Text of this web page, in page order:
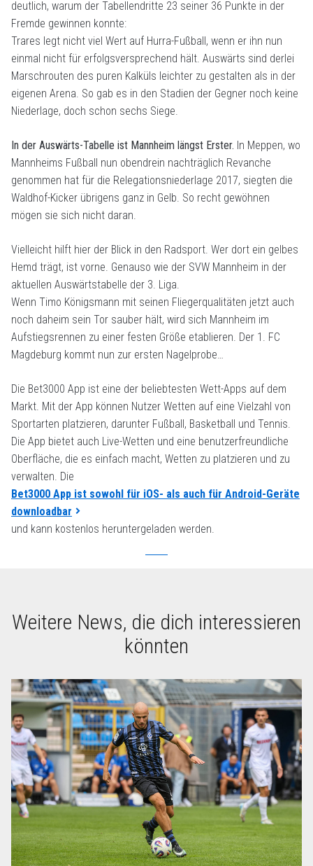
deutlich, warum der Tabellendritte 23 seiner 36 Punkte in der
Fremde gewinnen konnte:
Trares legt nicht viel Wert auf Hurra-Fußball, wenn er ihn nun
einmal nicht für erfolgsversprechend hält. Auswärts sind derlei
Marschrouten des puren Kalküls leichter zu gestalten als in der
eigenen Arena. So gab es in den Stadien der Gegner noch keine
Niederlage, doch schon sechs Siege.
In der Auswärts-Tabelle ist Mannheim längst Erster. In Meppen, wo
Mannheims Fußball nun obendrein nachträglich Revanche
genommen hat für die Relegationsniederlage 2017, siegten die
Waldhof-Kicker übrigens ganz in Gelb. So recht gewöhnen
mögen sie sich nicht daran.
Vielleicht hilft hier der Blick in den Radsport. Wer dort ein gelbes
Hemd trägt, ist vorne. Genauso wie der SVW Mannheim in der
aktuellen Auswärtstabelle der 3. Liga.
Wenn Timo Königsmann mit seinen Fliegerqualitäten jetzt auch
noch daheim sein Tor sauber hält, wird sich Mannheim im
Aufstiegsrennen zu einer festen Größe etablieren. Der 1. FC
Magdeburg kommt nun zur ersten Nagelprobe…
Die Bet3000 App ist eine der beliebtesten Wett-Apps auf dem
Markt. Mit der App können Nutzer Wetten auf eine Vielzahl von
Sportarten platzieren, darunter Fußball, Basketball und Tennis.
Die App bietet auch Live-Wetten und eine benutzerfreundliche
Oberfläche, die es einfach macht, Wetten zu platzieren und zu
verwalten. Die
Bet3000 App ist sowohl für iOS- als auch für Android-Geräte
downloadbar
und kann kostenlos heruntergeladen werden.
Weitere News, die dich interessieren
könnten